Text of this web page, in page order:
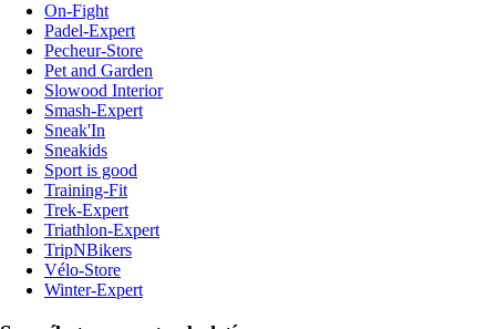
On-Fight
Padel-Expert
Pecheur-Store
Pet and Garden
Slowood Interior
Smash-Expert
Sneak'In
Sneakids
Sport is good
Training-Fit
Trek-Expert
Triathlon-Expert
TripNBikers
Vélo-Store
Winter-Expert